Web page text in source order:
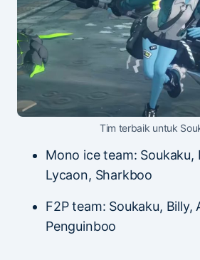
Tim terbaik untuk
Mono ice team: Soukaku,
Lycaon, Sharkboo
F2P team: Soukaku, Billy,
Penguinboo